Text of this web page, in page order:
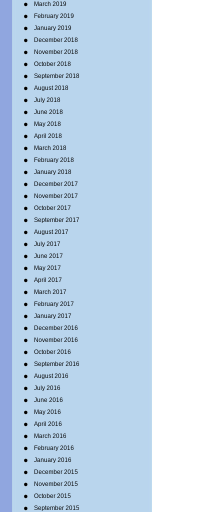
March 2019
February 2019
January 2019
December 2018
November 2018
October 2018
September 2018
August 2018
July 2018
June 2018
May 2018
April 2018
March 2018
February 2018
January 2018
December 2017
November 2017
October 2017
September 2017
August 2017
July 2017
June 2017
May 2017
April 2017
March 2017
February 2017
January 2017
December 2016
November 2016
October 2016
September 2016
August 2016
July 2016
June 2016
May 2016
April 2016
March 2016
February 2016
January 2016
December 2015
November 2015
October 2015
September 2015